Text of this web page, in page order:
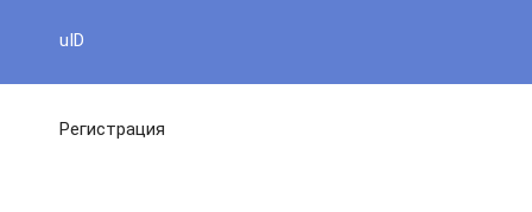
uID
Регистрация